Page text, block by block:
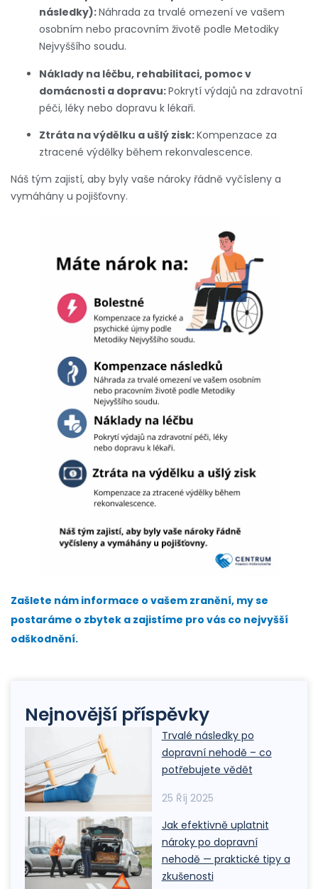
následky):Náhrada za trvalé omezení ve vašem
osobním nebo pracovním životě podle Metodiky
Nejvyššího soudu.
Náklady na léčbu, rehabilitaci, pomoc v
domácnosti a dopravu:Pokrytí výdajů na zdravotní
péči, léky nebo dopravu k lékaři.
Ztráta na výdělku a ušlý zisk:Kompenzace za
ztracené výdělky během rekonvalescence.
Náš tým zajistí, aby byly vaše nároky řádně vyčísleny a
vymáhány u pojišťovny.
Zašlete nám informace o vašem zranění, my se
postaráme o zbytek a zajistíme pro vás co nejvyšší
odškodnění.
Nejnovější příspěvky
Trvalé následky po
dopravní nehodě – co
potřebujete vědět
25 Říj 2025
Jak efektivně uplatnit
nároky po dopravní
nehodě — praktické tipy a
zkušenosti